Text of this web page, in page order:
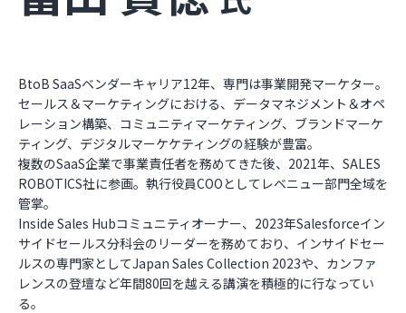
BtoB SaaSベンダーキャリア12年、専門は事業開発マーケター。
セールス＆マーケティングにおける、データマネジメント＆オペ
レーション構築、コミュニティマーケティング、ブランドマーケ
ティング、デジタルマーケケティングの経験が豊富。
複数のSaaS企業で事業責任者を務めてきた後、2021年、SALES
ROBOTICS社に参画。執行役員COOとしてレベニュー部門全域を
管掌。
Inside Sales Hubコミュニティオーナー、2023年Salesforceイン
サイドセールス分科会のリーダーを務めており、インサイドセー
ルスの専門家としてJapan Sales Collection 2023や、カンファ
レンスの登壇など年間80回を越える講演を積極的に行なってい
る。